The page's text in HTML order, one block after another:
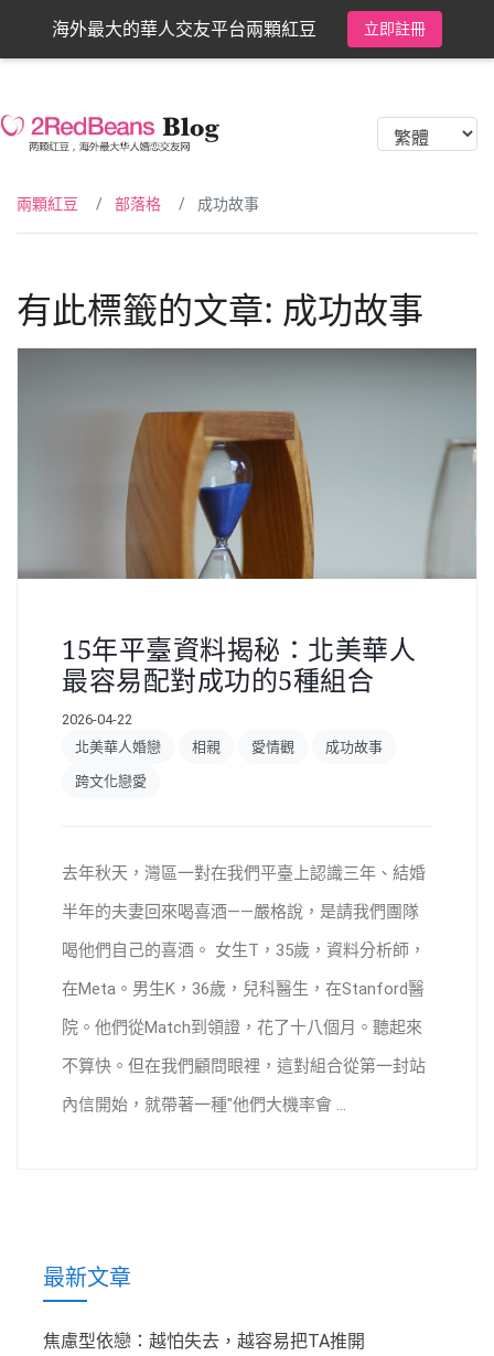
海外最大的華人交友平台兩顆紅豆 立即註冊
兩顆紅豆 部落格 成功故事
有此標籤的文章: 成功故事
15年平臺資料揭秘：北美華人
最容易配對成功的5種組合
2026-04-22
北美華人婚戀
相親 愛情觀 成功故事
跨文化戀愛
去年秋天，灣區一對在我們平臺上認識三年、結婚
半年的夫妻回來喝喜酒——嚴格說，是請我們團隊
喝他們自己的喜酒。 女生T，35歲，資料分析師，
在Meta。男生K，36歲，兒科醫生，在Stanford醫
院。他們從Match到領證，花了十八個月。聽起來
不算快。但在我們顧問眼裡，這對組合從第一封站
內信開始，就帶著一種"他們大機率會 ...
最新文章
焦慮型依戀：越怕失去，越容易把TA推開